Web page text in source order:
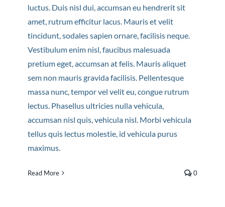
luctus. Duis nisl dui, accumsan eu hendrerit sit
amet, rutrum efficitur lacus. Mauris et velit
tincidunt, sodales sapien ornare, facilisis neque.
Vestibulum enim nisl, faucibus malesuada
pretium eget, accumsan at felis. Mauris aliquet
sem non mauris gravida facilisis. Pellentesque
massa nunc, tempor vel velit eu, congue rutrum
lectus. Phasellus ultricies nulla vehicula,
accumsan nisl quis, vehicula nisl. Morbi vehicula
tellus quis lectus molestie, id vehicula purus
maximus.
Read More 0